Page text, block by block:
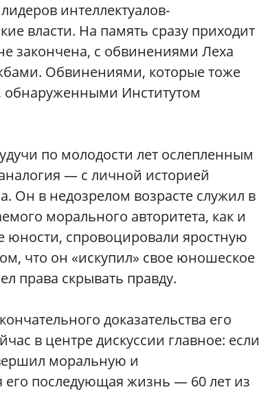
интеллектуалов-
власти. На память сразу приходит
закончена, с обвинениями Леха
Обвинениями, которые тоже
Институтом
по молодости лет ослепленным
— с личной историей
Он в недозрелом возрасте служил в
морального авторитета, как и
юности, спровоцировали яростную
что он «искупил» свое юношеское
права скрывать правду.
доказательства его
в центре дискуссии главное: если
моральную и
последующая жизнь — 60 лет из